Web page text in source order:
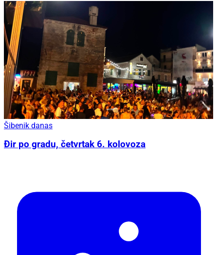
Šibenik danas
Đir po gradu, četvrtak 6. kolovoza